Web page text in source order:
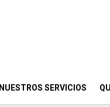
NUESTROS SERVICIOS